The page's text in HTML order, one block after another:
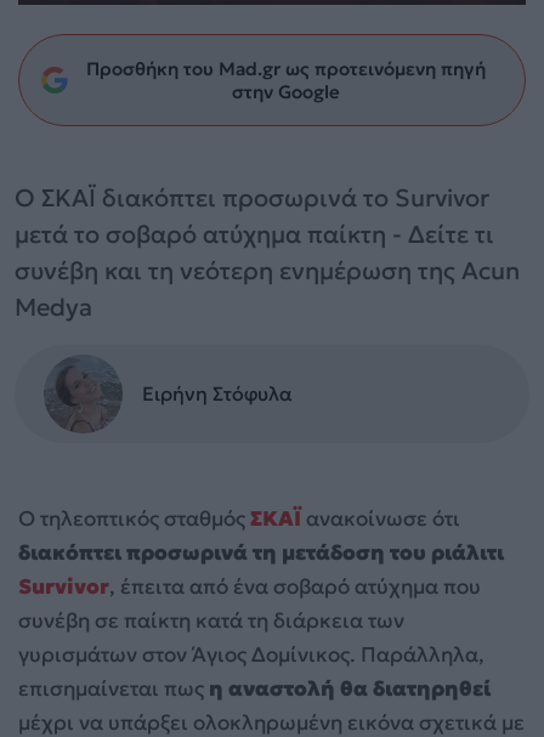
Προσθήκη του Mad.gr ως προτεινόμενη πηγή
στην Google
Ο ΣΚΑΪ διακόπτει προσωρινά το Survivor
μετά το σοβαρό ατύχημα παίκτη - Δείτε τι
συνέβη και τη νεότερη ενημέρωση της Acun
Medya
Ειρήνη Στόφυλα
Ο τηλεοπτικός σταθμόςΣΚΑΪανακοίνωσε ότι
διακόπτει προσωρινά τη μετάδοση του ριάλιτι
Survivor, έπειτα από ένα σοβαρό ατύχημα που
συνέβη σε παίκτη κατά τη διάρκεια των
γυρισμάτων στον Άγιος Δομίνικος. Παράλληλα,
επισημαίνεται πως η αναστολή θα διατηρηθεί
μέχρι να υπάρξει ολοκληρωμένη εικόνα σχετικά με